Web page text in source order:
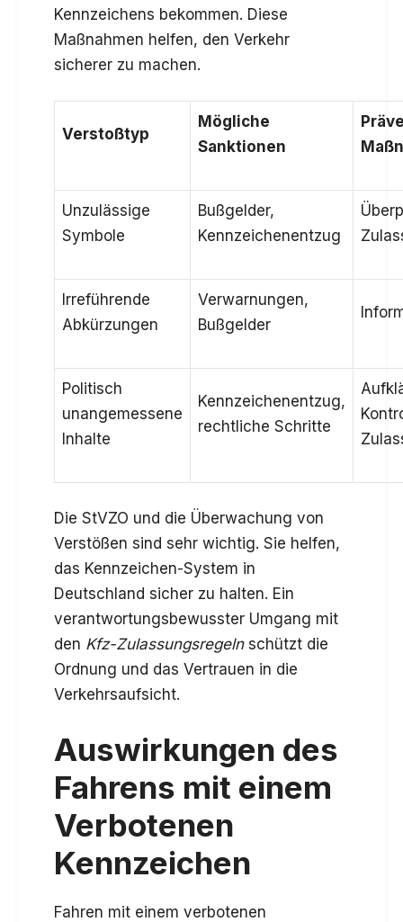
Kennzeichens bekommen. Diese
Maßnahmen helfen, den Verkehr
sicherer zu machen.
Verstoßtyp
Mögliche
Sanktionen
Unzulässige
Symbole
Bußgelder,
Kennzeichenentzug
Irreführende
Abkürzungen
Verwarnungen,
Bußgelder
Politisch
unangemessene
Inhalte
Kennzeichenentzug,
rechtliche Schritte
Die StVZO und die Überwachung von
Verstößen sind sehr wichtig. Sie helfen,
das Kennzeichen-System in
Deutschland sicher zu halten. Ein
verantwortungsbewusster Umgang mit
den Kfz-Zulassungsregelnschützt die
Ordnung und das Vertrauen in die
Verkehrsaufsicht.
Auswirkungen des
Fahrens mit einem
Verbotenen
Kennzeichen
Fahren mit einem verbotenen